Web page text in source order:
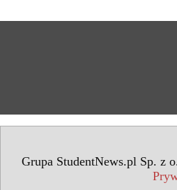
Grupa StudentNews.pl Sp. z